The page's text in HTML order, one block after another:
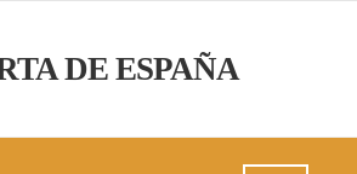
DE ESPAÑA